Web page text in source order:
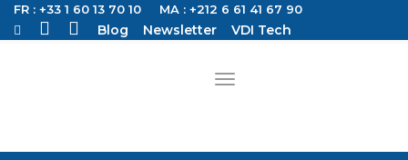
FR : +33 1 60 13 70 10 MA : +212 6 61 41 67 90
Blog Newsletter VDI Tech